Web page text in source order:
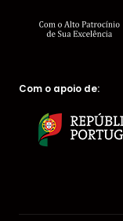
Com o apoio de: